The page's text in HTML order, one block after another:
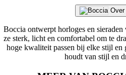
Boccia ontwerpt horloges en
ze sterk, licht en comfortabel om te
hoge kwaliteit passen bij elke stijl en
houdt van stijl en